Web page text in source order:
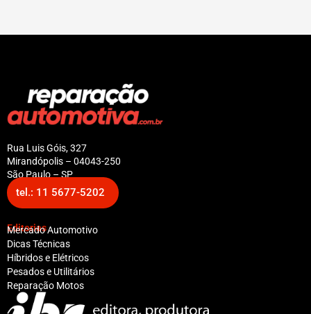
Rua Luis Góis, 327
Mirandópolis – 04043-250
São Paulo – SP
tel.: 11 5677-5202
Editorias
Mercado Automotivo
Dicas Técnicas
Híbridos e Elétricos
Pesados e Utilitários
Reparação Motos